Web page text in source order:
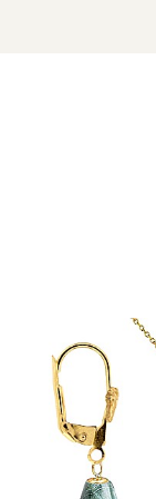
și a profeției.
forțe
a conexiunii